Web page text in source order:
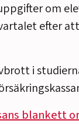
om
efter
i
blankett